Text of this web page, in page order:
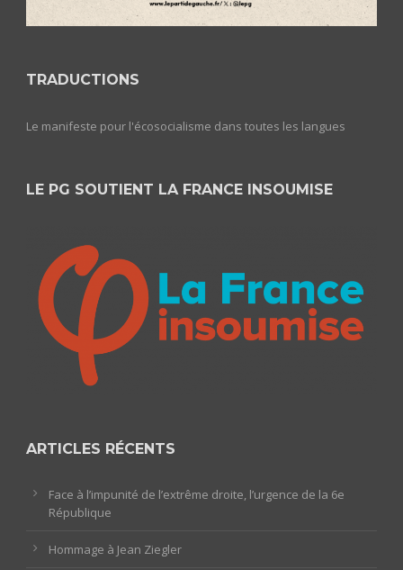
TRADUCTIONS
Le manifeste pour l'écosocialisme dans toutes les langues
LE PG SOUTIENT LA FRANCE INSOUMISE
ARTICLES RÉCENTS
Face à l’impunité de l’extrême droite, l’urgence de la 6e
République
Hommage à Jean Ziegler